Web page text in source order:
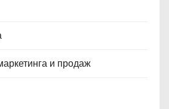
и продаж